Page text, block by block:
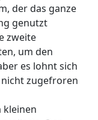
der das ganze
genutzt
zweite
um den
es lohnt sich
nicht zugefroren
kleinen